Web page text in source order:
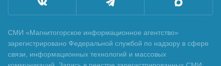
СМИ «Магнитогорское информационное агентство»
зарегистрировано Федеральной службой по надзору в сфере
связи, информационных технологий и массовых